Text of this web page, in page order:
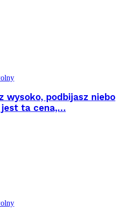
wysoko, podbijasz niebo
ta cena,…